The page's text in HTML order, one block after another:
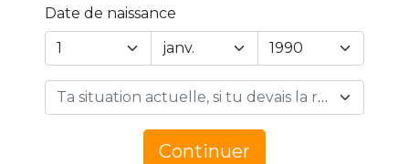
Date de naissance
Year
Day
Ta situation actuelle, si tu devais la résumer en 1 mot… *
Continuer